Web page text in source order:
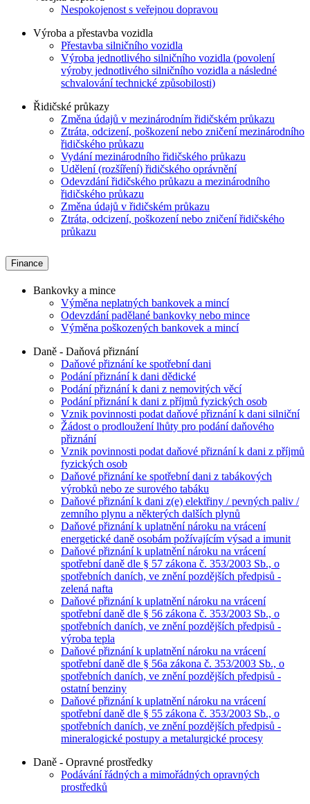
Nespokojenost s veřejnou dopravou
Výroba a přestavba vozidla
Přestavba silničního vozidla
Výroba jednotlivého silničního vozidla (povolení
výroby jednotlivého silničního vozidla a následné
schvalování technické způsobilosti)
Řidičské průkazy
Změna údajů v mezinárodním řidičském průkazu
Ztráta, odcizení, poškození nebo zničení mezinárodního
řidičského průkazu
Vydání mezinárodního řidičského průkazu
Udělení (rozšíření) řidičského oprávnění
Odevzdání řidičského průkazu a mezinárodního
řidičského průkazu
Změna údajů v řidičském průkazu
Ztráta, odcizení, poškození nebo zničení řidičského
průkazu
Finance
Bankovky a mince
Výměna neplatných bankovek a mincí
Odevzdání padělané bankovky nebo mince
Výměna poškozených bankovek a mincí
Daně - Daňová přiznání
Daňové přiznání ke spotřební dani
Podání přiznání k dani dědické
Podání přiznání k dani z nemovitých věcí
Podání přiznání k dani z příjmů fyzických osob
Vznik povinnosti podat daňové přiznání k dani silniční
Žádost o prodloužení lhůty pro podání daňového
přiznání
Vznik povinnosti podat daňové přiznání k dani z příjmů
fyzických osob
Daňové přiznání ke spotřební dani z tabákových
výrobků nebo ze surového tabáku
Daňové přiznání k dani z(e) elektřiny / pevných paliv /
zemního plynu a některých dalších plynů
Daňové přiznání k uplatnění nároku na vrácení
energetické daně osobám požívajícím výsad a imunit
Daňové přiznání k uplatnění nároku na vrácení
spotřební daně dle § 57 zákona č. 353/2003 Sb., o
spotřebních daních, ve znění pozdějších předpisů -
zelená nafta
Daňové přiznání k uplatnění nároku na vrácení
spotřební daně dle § 56 zákona č. 353/2003 Sb., o
spotřebních daních, ve znění pozdějších předpisů -
výroba tepla
Daňové přiznání k uplatnění nároku na vrácení
spotřební daně dle § 56a zákona č. 353/2003 Sb., o
spotřebních daních, ve znění pozdějších předpisů -
ostatní benziny
Daňové přiznání k uplatnění nároku na vrácení
spotřební daně dle § 55 zákona č. 353/2003 Sb., o
spotřebních daních, ve znění pozdějších předpisů -
mineralogické postupy a metalurgické procesy
Daně - Opravné prostředky
Podávání řádných a mimořádných opravných
prostředků